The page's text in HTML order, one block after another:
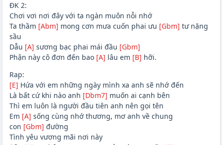
ĐK 2:
Chơi vơi nơi đây với ta ngàn muôn nỗi nhớ
Ta thầm [Abm] mong cơn mưa cuốn phai ưu [Gbm] tư nặng
sầu
Dẫu [A] sương bạc phai mái đầu [Gbm]
Phận này cô đơn đến bao [A] lâu em [B] hỡi.
Rap:
[E] Hứa với em những ngày mình xa anh sẽ nhớ đến
Là bất cứ khi nào anh [Dbm7] muốn ai cạnh bên
Thì em luôn là người đầu tiên anh nên gọi tên
Em [A] sống cùng nhớ thương, mơ anh về chung
con [Gbm] đường
Tình yêu vương mãi nơi này